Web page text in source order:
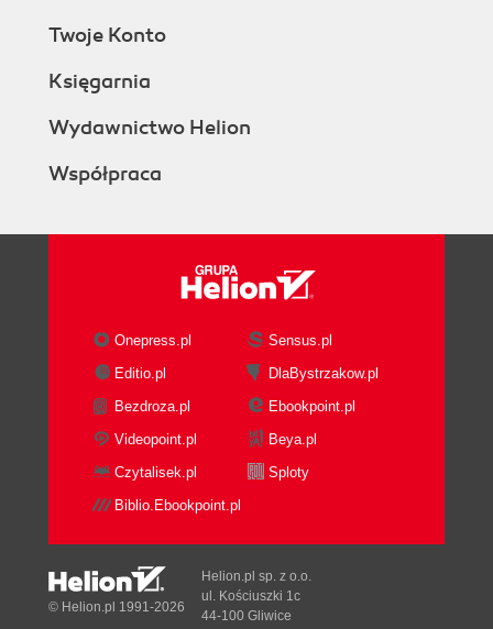
Twoje Konto
Księgarnia
Wydawnictwo Helion
Współpraca
Onepress.pl
Sensus.pl
Editio.pl
DlaBystrzakow.pl
Bezdroza.pl
Ebookpoint.pl
Videopoint.pl
Beya.pl
Czytalisek.pl
Sploty
Biblio.Ebookpoint.pl
© Helion.pl 1991-2026
Helion.pl sp. z o.o.
ul. Kościuszki 1c
44-100 Gliwice